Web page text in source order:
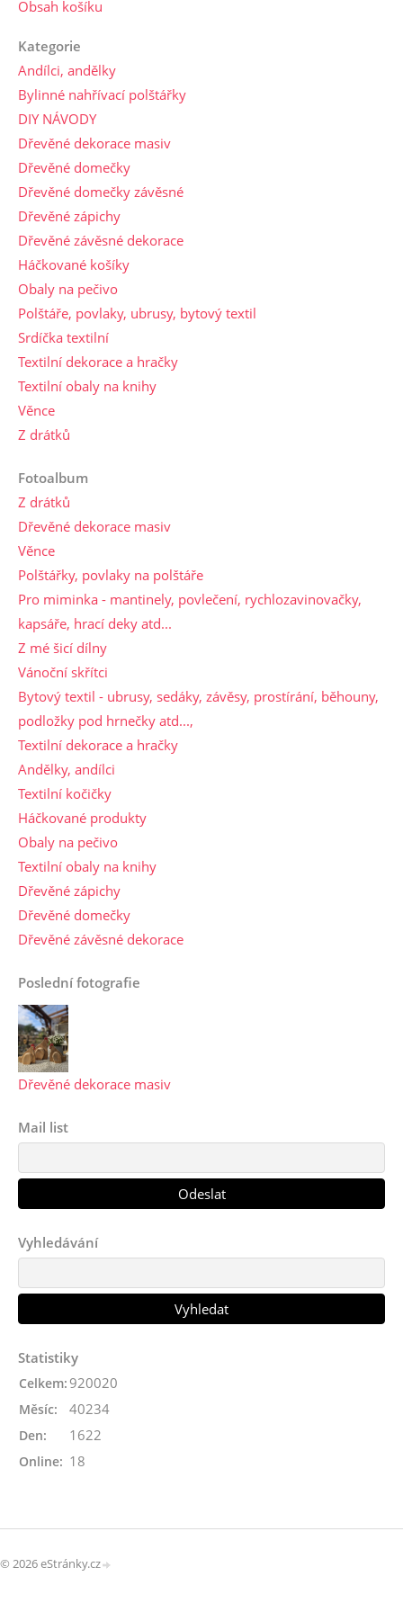
Obsah košíku
Kategorie
Andílci, andělky
Bylinné nahřívací polštářky
DIY NÁVODY
Dřevěné dekorace masiv
Dřevěné domečky
Dřevěné domečky závěsné
Dřevěné zápichy
Dřevěné závěsné dekorace
Háčkované košíky
Obaly na pečivo
Polštáře, povlaky, ubrusy, bytový textil
Srdíčka textilní
Textilní dekorace a hračky
Textilní obaly na knihy
Věnce
Z drátků
Fotoalbum
Z drátků
Dřevěné dekorace masiv
Věnce
Polštářky, povlaky na polštáře
Pro miminka - mantinely, povlečení, rychlozavinovačky,
kapsáře, hrací deky atd...
Z mé šicí dílny
Vánoční skřítci
Bytový textil - ubrusy, sedáky, závěsy, prostírání, běhouny,
podložky pod hrnečky atd...,
Textilní dekorace a hračky
Andělky, andílci
Textilní kočičky
Háčkované produkty
Obaly na pečivo
Textilní obaly na knihy
Dřevěné zápichy
Dřevěné domečky
Dřevěné závěsné dekorace
Poslední fotografie
Dřevěné dekorace masiv
Mail list
Vyhledávání
Statistiky
Online: 18
Celkem: 920020
Měsíc: 40234
Den: 1622
© 2026 eStránky.cz